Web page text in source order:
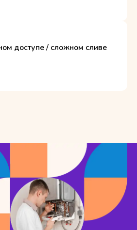
доступе / сложном сливе